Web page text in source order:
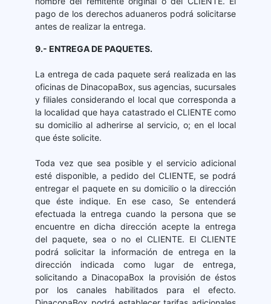
pago de los derechos aduaneros podrá solicitarse
antes de realizar la entrega.
9.- ENTREGA DE PAQUETES.
La entrega de cada paquete será realizada en las
oficinas de DinacopaBox, sus agencias, sucursales
y filiales considerando el local que corresponda a
la localidad que haya catastrado el CLIENTE como
su domicilio al adherirse al servicio, o; en el local
que éste solicite.
Toda vez que sea posible y el servicio adicional
esté disponible, a pedido del CLIENTE, se podrá
entregar el paquete en su domicilio o la dirección
que éste indique. En ese caso, Se entenderá
efectuada la entrega cuando la persona que se
encuentre en dicha dirección acepte la entrega
del paquete, sea o no el CLIENTE. El CLIENTE
podrá solicitar la información de entrega en la
dirección indicada como lugar de entrega,
solicitando a DinacopaBox la provisión de éstos
por los canales habilitados para el efecto.